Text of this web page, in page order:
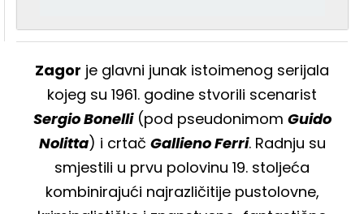
Zagor je glavni junak istoimenog serijala
kojeg su 1961. godine stvorili scenarist
Sergio Bonelli(pod pseudonimom Guido
Nolitta) i crtač Gallieno Ferri. Radnju su
smjestili u prvu polovinu 19. stoljeća
kombinirajući najrazličitije pustolovne,